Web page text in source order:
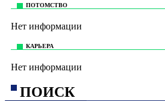
ПОТОМСТВО
Нет информации
КАРЬЕРА
Нет информации
ПОИСК